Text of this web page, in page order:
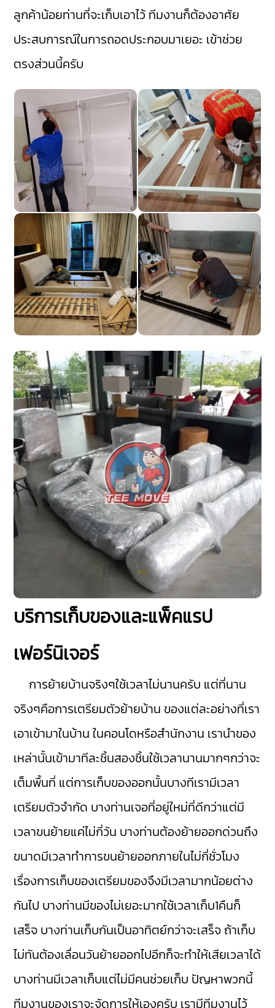
ลูกค้าน้อยท่านที่จะเก็บเอาไว้ ทีมงานก็ต้องอาศัย
ประสบการณ์ในการถอดประกอบมาเยอะ เข้าช่วย
ตรงส่วนนี้ครับ
บริการเก็บของและแพ็คแรป
เฟอร์นิเจอร์
การย้ายบ้านจริงๆใช้เวลาไม่นานครับ แต่ที่นาน
จริงๆคือการเตรียมตัวย้ายบ้าน ของแต่ละอย่างที่เรา
เอาเข้ามาในบ้าน ในคอนโดหรือสำนักงาน เรานำของ
เหล่านั้นเข้ามาทีละชิ้นสองชิ้นใช้เวลานานมากๆกว่าจะ
เต็มพื้นที่ แต่การเก็บของออกนั้นบางทีเรามีเวลา
เตรียมตัวจำกัด บางท่านเจอที่อยู่ใหม่ที่ดีกว่าแต่มี
เวลาขนย้ายแค่ไม่กี่วัน บางท่านต้องย้ายออกด่วนถึง
ขนาดมีเวลาทำการขนย้ายออกภายในไม่กี่ชั่วโมง
เรื่องการเก็บของเตรียมของจึงมีเวลามากน้อยต่าง
กันไป บางท่านมีของไม่เยอะมากใช้เวลาเก็บ1คืนก็
เสร็จ บางท่านเก็บกันเป็นอาทิตย์กว่าจะเสร็จ ถ้าเก็บ
ไม่ทันต้องเลื่อนวันย้ายออกไปอีกก็จะทำให้เสียเวลาได้
บางท่านมีเวลาเก็บแต่ไม่มีคนช่วยเก็บ ปัญหาพวกนี้
ทีมงานของเราจะจัดการให้เองครับ เรามีทีมงานไว้